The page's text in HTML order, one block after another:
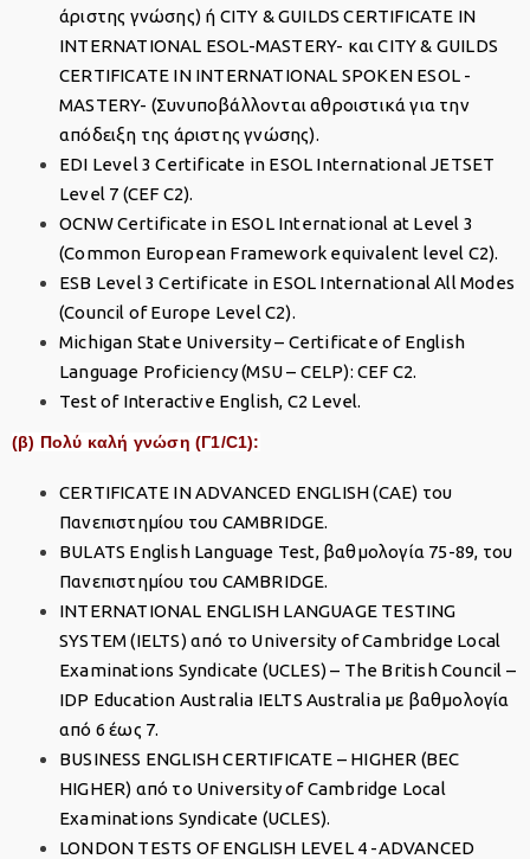
άριστης γνώσης) ή CITY & GUILDS CERTIFICATE IN
INTERNATIONAL ESOL-MASTERY- και CITY & GUILDS
CERTIFICATE IN INTERNATIONAL SPOKEN ESOL -
MASTERY- (Συνυποβάλλονται αθροιστικά για την
απόδειξη της άριστης γνώσης).
EDI Level 3 Certificate in ESOL International JETSET
Level 7 (CEF C2).
OCNW Certificate in ESOL International at Level 3
(Common European Framework equivalent level C2).
ESB Level 3 Certificate in ESOL International All Modes
(Council of Europe Level C2).
Michigan State University – Certificate of English
Language Proficiency (MSU – CELP): CEF C2.
Test of Interactive English, C2 Level.
(β) Πολύ καλή γνώση (Γ1/C1):
CERTIFICATE IN ADVANCED ENGLISH (CAE) του
Πανεπιστημίου του CAMBRIDGE.
BULATS English Language Test, βαθμολογία 75-89, του
Πανεπιστημίου του CAMBRIDGE.
INTERNATIONAL ENGLISH LANGUAGE TESTING
SYSTEM (IELTS) από το University of Cambridge Local
Examinations Syndicate (UCLES) – The British Council –
IDP Education Australia IELTS Australia με βαθμολογία
από 6 έως 7.
BUSINESS ENGLISH CERTIFICATE – HIGHER (BEC
HIGHER) από το University of Cambridge Local
Examinations Syndicate (UCLES).
LONDON TESTS OF ENGLISH LEVEL 4 -ADVANCED